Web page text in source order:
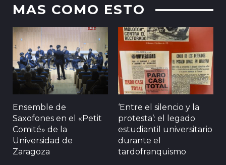
MAS COMO ESTO
Ensemble de
Saxofones en el «Petit
Comité» de la
Universidad de
Zaragoza
‘Entre el silencio y la
protesta’: el legado
estudiantil universitario
durante el
tardofranquismo